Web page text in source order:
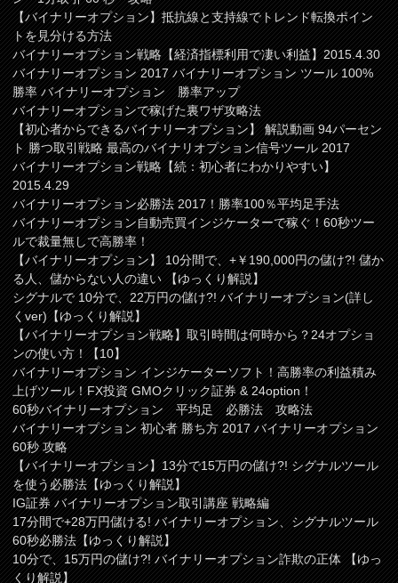
【バイナリーオプション】抵抗線と支持線でトレンド転換ポイン
トを見分ける方法
バイナリーオプション戦略【経済指標利用で凄い利益】2015.4.30
バイナリーオプション 2017 バイナリーオプション ツール 100%
勝率 バイナリーオプション 勝率アップ
バイナリーオプションで稼げた裏ワザ攻略法
【初心者からできるバイナリーオプション】 解説動画 94パーセン
ト 勝つ取引戦略 最高のバイナリオプション信号ツール 2017
バイナリーオプション戦略【続：初心者にわかりやすい】
2015.4.29
バイナリーオプション必勝法 2017！勝率100％平均足手法
バイナリーオプション自動売買インジケーターで稼ぐ！60秒ツー
ルで裁量無しで高勝率！
【バイナリーオプション】 10分間で、+￥190,000円の儲け?! 儲か
る人、儲からない人の違い 【ゆっくり解説】
シグナルで 10分で、22万円の儲け?! バイナリーオプション(詳し
くver)【ゆっくり解説】
【バイナリーオプション戦略】取引時間は何時から？24オプショ
ンの使い方！【10】
バイナリーオプション インジケーターソフト！高勝率の利益積み
上げツール！FX投資 GMOクリック証券 & 24option！
60秒バイナリーオプション 平均足 必勝法 攻略法
バイナリーオプション 初心者 勝ち方 2017 バイナリーオプション
60秒 攻略
【バイナリーオプション】13分で15万円の儲け?! シグナルツール
を使う必勝法【ゆっくり解説】
IG証券 バイナリーオプション取引講座 戦略編
17分間で+28万円儲ける! バイナリーオプション、シグナルツール
60秒必勝法【ゆっくり解説】
10分で、15万円の儲け?! バイナリーオプション詐欺の正体 【ゆっ
くり解説】